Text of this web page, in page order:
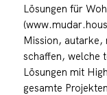
Lösungen für
Mission, autarke,
schaffen, welche
Lösungen mit
gesamte